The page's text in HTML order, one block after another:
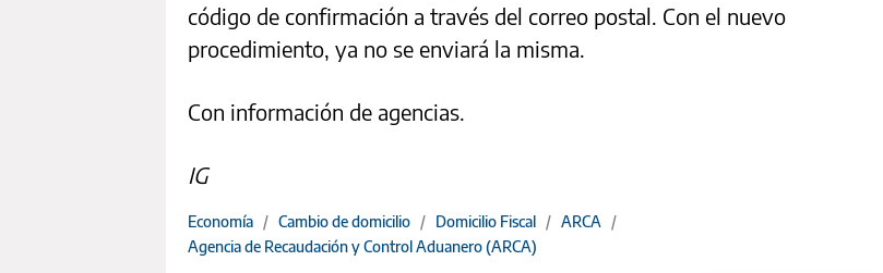
código de confirmación a través del correo postal. Con el nuevo
procedimiento, ya no se enviará la misma.
Con información de agencias.
IG
Economía / Cambio de domicilio / Domicilio Fiscal / ARCA
/
Agencia de Recaudación y Control Aduanero (ARCA)